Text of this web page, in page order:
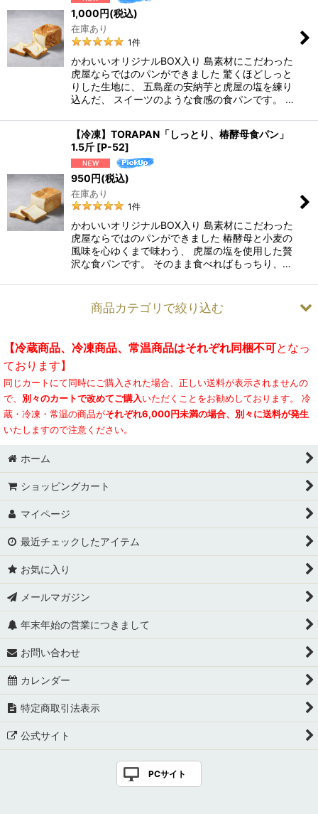
1,000円(税込)
在庫あり
1件
かわいいオリジナルBOX入り 島素材にこだわった
⻁屋ならではのパンができました 驚くほどしっと
りした生地に、 五島産の安納芋と虎屋の塩を練り
込んだ、 スイーツのような食感の食パンです。 …
【冷凍】TORAPAN「しっとり、椿酵母食パン」
1.5斤 [P-52]
950円(税込)
在庫あり
1件
かわいいオリジナルBOX入り 島素材にこだわった
⻁屋ならではのパンができました 椿酵母と小麦の
風味を心ゆくまで味わう、 虎屋の塩を使用した贅
沢な食パンです。 そのまま食べればもっちり、…
商品カテゴリで絞り込む
虎屋スイーツ・パン (全商品)
ごとうで食べる塩プリン
五島列島チーズケーキ 塩あんのう
TORAPAN
【冷蔵商品、冷凍商品、常温商品はそれぞれ同梱不可となっ
ております】
同じカートにて同時にご購入された場合、正しい送料が表示されませんの
で、 別々のカートで改めてご購入いただくことをお勧めしております。 冷
蔵・冷凍・常温の商品がそれぞれ6,000円未満の場合、別々に送料が発生
いたしますので注意ください。
ホーム
ショッピングカート
マイページ
最近チェックしたアイテム
お気に入り
メールマガジン
年末年始の営業につきまして
お問い合わせ
カレンダー
特定商取引法表示
公式サイト
PCサイト